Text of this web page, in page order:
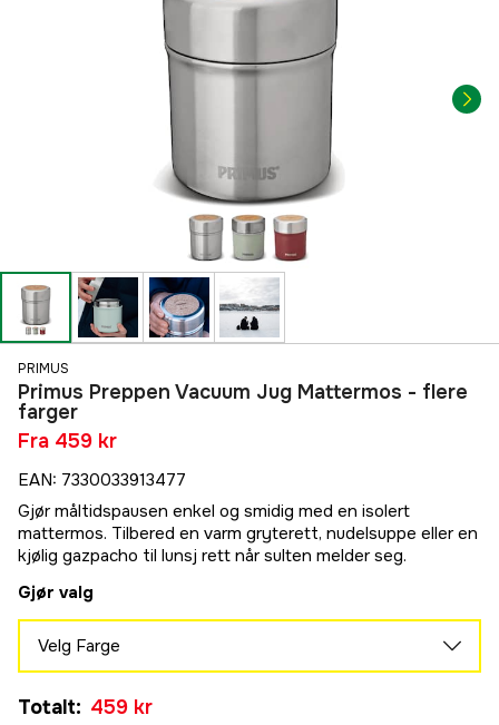
PRIMUS
Primus Preppen Vacuum Jug Mattermos - flere
farger
Fra 459 kr
EAN: 7330033913477
Gjør måltidspausen enkel og smidig med en isolert
mattermos. Tilbered en varm gryterett, nudelsuppe eller en
kjølig gazpacho til lunsj rett når sulten melder seg.
Gjør valg
Velg Farge
459 kr
Totalt: 459 kr